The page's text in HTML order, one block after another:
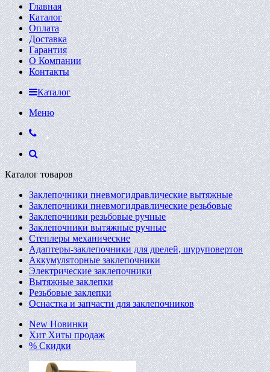
Главная
Каталог
Оплата
Доставка
Гарантия
О Компании
Контакты
Каталог
Меню
Каталог товаров
Заклепочники пневмогидравлические вытяжные
Заклепочники пневмогидравлические резьбовые
Заклепочники резьбовые ручные
Заклепочники вытяжные ручные
Степлеры механические
Адаптеры-заклепочники для дрелей, шуруповертов
Аккумуляторные заклепочники
Электрические заклепочники
Вытяжные заклепки
Резьбовые заклепки
Оснастка и запчасти для заклепочников
New Новинки
Хит Хиты продаж
% Скидки